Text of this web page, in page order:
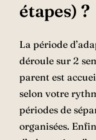
étapes) ?
La période
déroule sur 2
parent est
selon votre
périodes de
organisées.